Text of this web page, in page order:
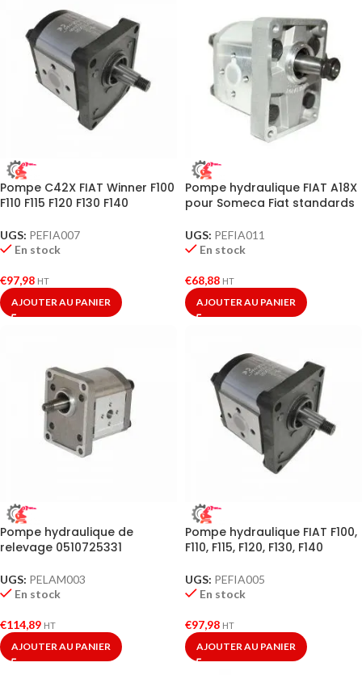
Pompe C42X FIAT Winner F100
F110 F115 F120 F130 F140
UGS: PEFIA007
En stock
€97,98 HT
AJOUTER AU PANIER
Pompe hydraulique FIAT A18X
pour Someca Fiat standards
UGS: PEFIA011
En stock
€68,88 HT
AJOUTER AU PANIER
Pompe hydraulique de
relevage 0510725331
UGS: PELAM003
En stock
€114,89 HT
AJOUTER AU PANIER
Pompe hydraulique FIAT F100,
F110, F115, F120, F130, F140
UGS: PEFIA005
En stock
€97,98 HT
AJOUTER AU PANIER